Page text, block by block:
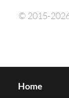
© 2015-
Home